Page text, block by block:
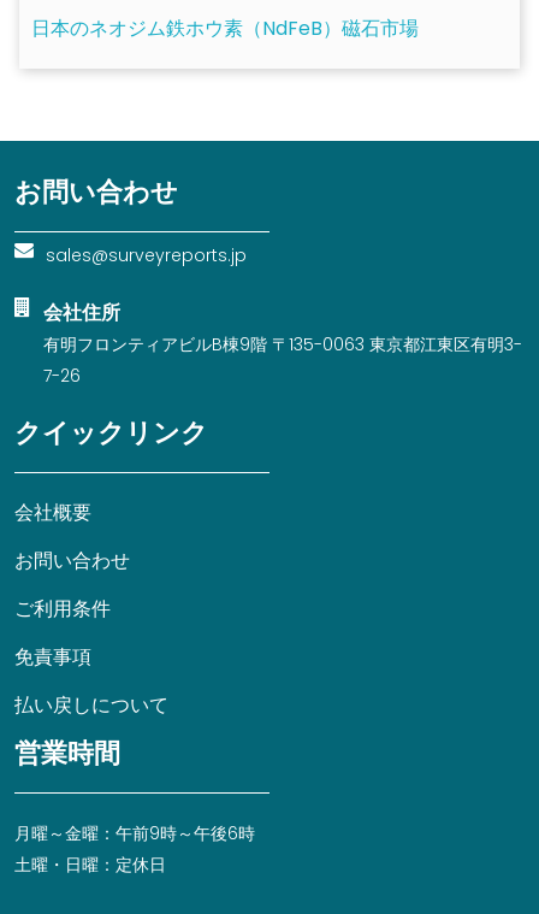
日本のネオジム鉄ホウ素（NdFeB）磁石市場
お問い合わせ
sales@surveyreports.jp
会社住所
有明フロンティアビルB棟9階 〒135-0063 東京都江東区有明3-
7-26
クイックリンク
会社概要
お問い合わせ
ご利用条件
免責事項
払い戻しについて
営業時間
月曜～金曜：午前9時～午後6時
土曜・日曜：定休日